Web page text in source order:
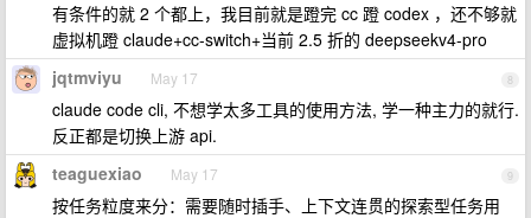
有条件的就 2 个都上，我目前就是蹬完 cc 蹬 codex ，还不够就
虚拟机蹬 claude+cc-switch+当前 2.5 折的 deepseekv4-pro
8
jqtmviyu May 17
claude code cli, 不想学太多工具的使用方法, 学一种主力的就行.
反正都是切换上游 api.
9
teaguexiao May 17
按任务粒度来分：需要随时插手、上下文连贯的探索型任务用